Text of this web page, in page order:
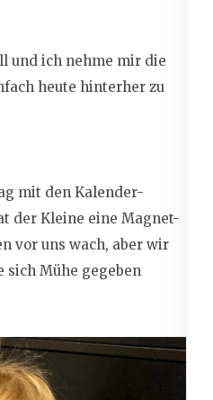
und ich nehme mir die
heute hinterher zu
mit den Kalender-
der Kleine eine Magnet-
vor uns wach, aber wir
sich Mühe gegeben